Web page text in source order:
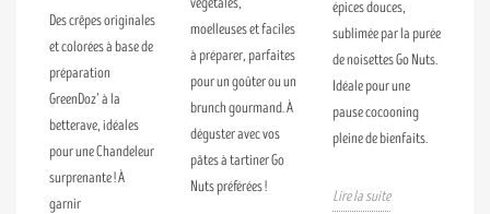
Des crêpes originales
et colorées à base de
préparation
GreenDoz’ à la
betterave, idéales
pour une Chandeleur
surprenante ! À
garnir
moelleuses et faciles
à préparer, parfaites
pour un goûter ou un
brunch gourmand. À
déguster avec vos
pâtes à tartiner Go
Nuts préférées !
épices douces,
sublimée par la purée
de noisettes Go Nuts.
Idéale pour une
pause cocooning
pleine de bienfaits.
Lire la suite